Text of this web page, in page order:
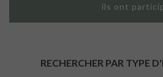
ils ont
RECHERCHER PAR TYPE